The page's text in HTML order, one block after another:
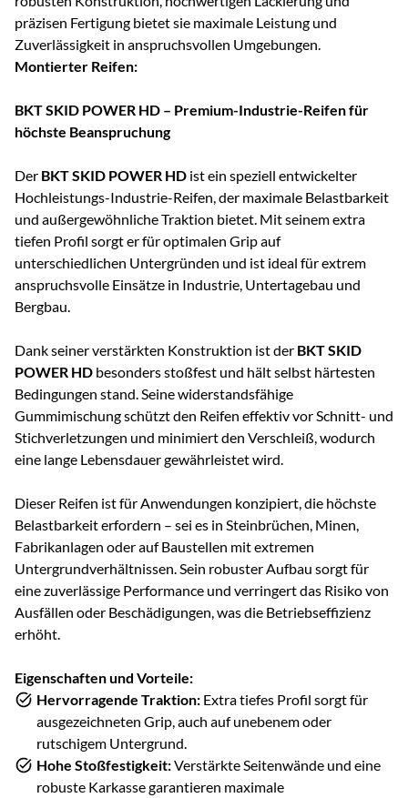
präzisen Fertigung bietet sie maximale Leistung und
Zuverlässigkeit in anspruchsvollen Umgebungen.
Montierter Reifen:
BKT SKID POWER HD – Premium-Industrie-Reifen für
höchste Beanspruchung
Der BKT SKID POWER HD ist ein speziell entwickelter
Hochleistungs-Industrie-Reifen, der maximale Belastbarkeit
und außergewöhnliche Traktion bietet. Mit seinem extra
tiefen Profil sorgt er für optimalen Grip auf
unterschiedlichen Untergründen und ist ideal für extrem
anspruchsvolle Einsätze in Industrie, Untertagebau und
Bergbau.
Dank seiner verstärkten Konstruktion ist der BKT SKID
POWER HD besonders stoßfest und hält selbst härtesten
Bedingungen stand. Seine widerstandsfähige
Gummimischung schützt den Reifen effektiv vor Schnitt- und
Stichverletzungen und minimiert den Verschleiß, wodurch
eine lange Lebensdauer gewährleistet wird.
Dieser Reifen ist für Anwendungen konzipiert, die höchste
Belastbarkeit erfordern – sei es in Steinbrüchen, Minen,
Fabrikanlagen oder auf Baustellen mit extremen
Untergrundverhältnissen. Sein robuster Aufbau sorgt für
eine zuverlässige Performance und verringert das Risiko von
Ausfällen oder Beschädigungen, was die Betriebseffizienz
erhöht.
Eigenschaften und Vorteile:
Hervorragende Traktion: Extra tiefes Profil sorgt für
ausgezeichneten Grip, auch auf unebenem oder
rutschigem Untergrund.
Hohe Stoßfestigkeit:Verstärkte Seitenwände und eine
robuste Karkasse garantieren maximale